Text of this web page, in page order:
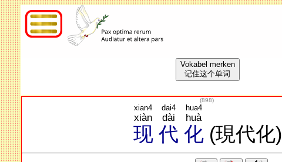
Vokabel merken
记住这个单词
(898)
现
xiàn
xian4
代
dài
dai4
化
huà
hua4
(現代化)